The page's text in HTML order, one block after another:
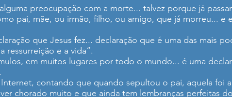
preocupação com a morte... talvez porque já
pai, mãe, ou irmão, filho, ou amigo, que já morreu... e
que Jesus fez... declaração que é uma das mais
ressurreição e a vida”.
em muitos lugares por todo o mundo... é uma
contando que quando sepultou o pai, aquela foi
chorado muito e que ainda tem lembranças perfeitas